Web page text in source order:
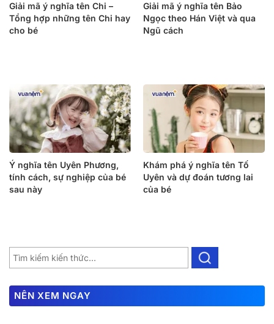
Giải mã ý nghĩa tên Chi –
Tổng hợp những tên Chi hay
cho bé
Giải mã ý nghĩa tên Bảo
Ngọc theo Hán Việt và qua
Ngũ cách
Ý nghĩa tên Uyên Phương,
tính cách, sự nghiệp của bé
sau này
Khám phá ý nghĩa tên Tố
Uyên và dự đoán tương lai
của bé
NÊN XEM NGAY